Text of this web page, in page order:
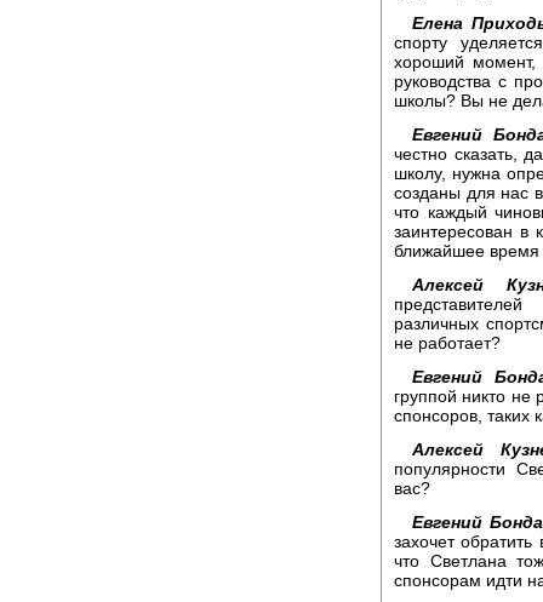
Елена
спорту
хороший момент,
руководства с
школы? Вы не
Евгений
честно сказать,
школу, нужна
созданы для нас
что каждый
заинтересован в
ближайшее время
Алексей
различных
не работает?
Евгений
группой никто не
спонсоров, таких
Алексей
популярности
вас?
Евгений
захочет
что Светлана
спонсорам идти